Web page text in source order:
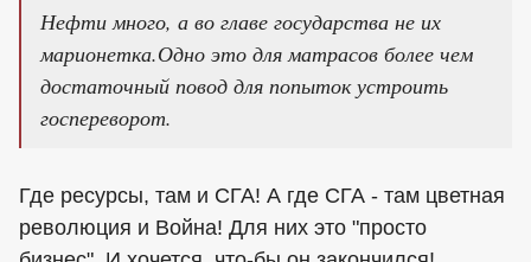
Нефти много, а во главе государства не их
марионетка.Одно это для матрасов более чем
достаточный повод для попыток устроить
госпереворот.
Где ресурсы, там и СГА! А где СГА - там цветная
революция и Война! Для них это "просто